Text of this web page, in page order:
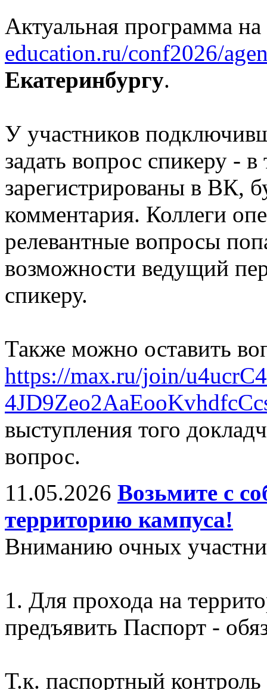
Актуальная программа
education.ru/conf2026/
Екатеринбургу.
У участников
задать вопрос спикеру -
зарегистрированы в ВК,
комментария. Коллеги
релевантные вопросы
возможности ведущий
спикеру.
Также можно оставить
https://max.ru/join/
выступления того
вопрос.
11.05.2026 Возьмите с
территорию кампуса!
Вниманию очных
1. Для прохода на
предъявить Паспорт -
Т.к. паспортный